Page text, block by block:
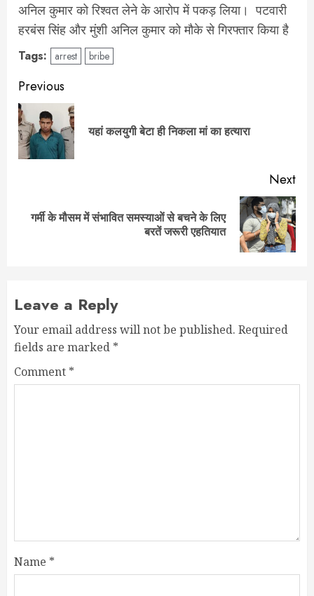
अनिल कुमार को रिश्वत लेने के आरोप में पकड़ लिया। पटवारी
हरबंस सिंह और मुंशी अनिल कुमार को मौके से गिरफ्तार किया है
Tags: arrest bribe
Post
navigation
Previous
यहां कलयुगी बेटा ही निकला मां का हत्यारा
Next
Next
गर्मी के मौसम में संभावित समस्याओं से बचने के लिए
बरतें जरूरी एहतियात
Leave a Reply
Your email address will not be published. Required
fields are marked *
Comment *
Name *